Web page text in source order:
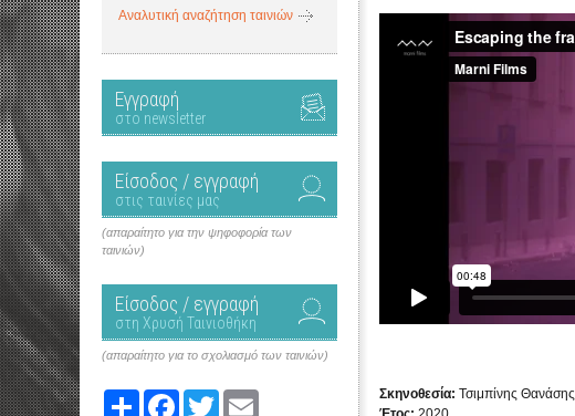
Αναλυτική αναζήτηση ταινιών
Εγγραφή
στο newsletter
Είσοδος / εγγραφή
στις ταινίες μας
(απαραίτητο για την ψηφοφορία των
ταινιών)
Είσοδος / εγγραφή
στη Χρυσή Ταινιοθήκη
(απαραίτητο για το σχολιασμό των ταινιών)
Share FacebookTwitter Σκηνοθεσία: Τσιμπίνης Θανάσης